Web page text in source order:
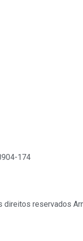
174
direitos reservados